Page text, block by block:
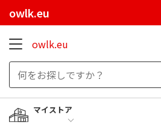
owlk.eu
owlk.eu
マイストア